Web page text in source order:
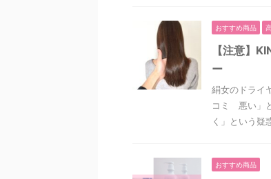
おすすめ商品
【注意】
ー
絹女のドライ
コミ 悪い」
く」という疑
おすすめ商品